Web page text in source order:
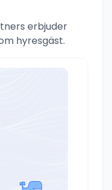
erbjuder
hyresgäst.